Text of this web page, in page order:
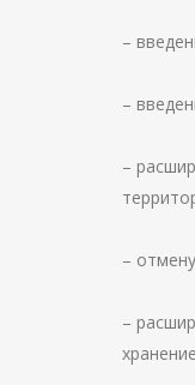
–
–
–
–
–